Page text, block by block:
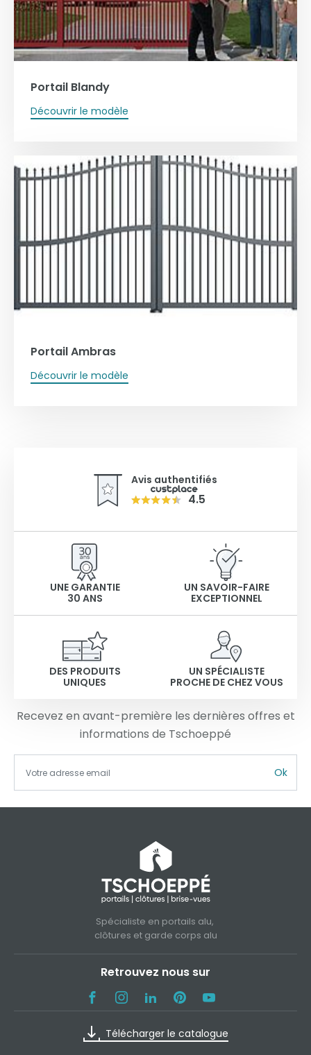
Portail Blandy
Découvrir le modèle
Portail Ambras
Découvrir le modèle
Avis authentifiés
4.5
UNE GARANTIE
30 ANS
UN SAVOIR-FAIRE
EXCEPTIONNEL
DES PRODUITS
UNIQUES
UN SPÉCIALISTE
PROCHE DE CHEZ VOUS
Recevez en avant-première les dernières offres et
informations de Tschoeppé
Ok
Spécialiste en portails alu,
clôtures et garde corps alu
Retrouvez nous sur
Télécharger le catalogue